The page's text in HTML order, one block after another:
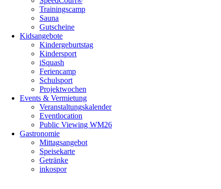
Trainingscamp
Sauna
Gutscheine
Kidsangebote
Kindergeburtstag
Kindersport
iSquash
Feriencamp
Schulsport
Projektwochen
Events & Vermietung
Veranstaltungskalender
Eventlocation
Public Viewing WM26
Gastronomie
Mittagsangebot
Speisekarte
Getränke
inkospor